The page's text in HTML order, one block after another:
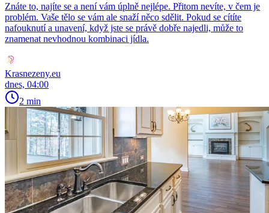
Znáte to, najíte se a není vám úplně nejlépe. Přitom nevíte, v čem je
problém. Vaše tělo se vám ale snaží něco sdělit. Pokud se cítíte
nafouknutí a unavení, když jste se právě dobře najedli, může to
znamenat nevhodnou kombinaci jídla.
Krasnezeny.eu
dnes, 04:00
2 min